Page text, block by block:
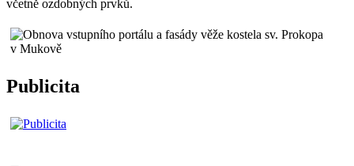
včetně ozdobných prvků.
Publicita